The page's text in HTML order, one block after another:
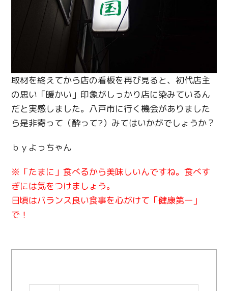
取材を終えてから店の看板を再び見ると、初代店主
の思い「暖かい」印象がしっかり店に染みているん
だと実感しました。八戸市に行く機会がありました
ら是非寄って（酔って?）みてはいかがでしょうか？
ｂｙよっちゃん
※「たまに」食べるから美味しいんですね。食べす
ぎには気をつけましょう。
日頃はバランス良い食事を心がけて「健康第一」
で！